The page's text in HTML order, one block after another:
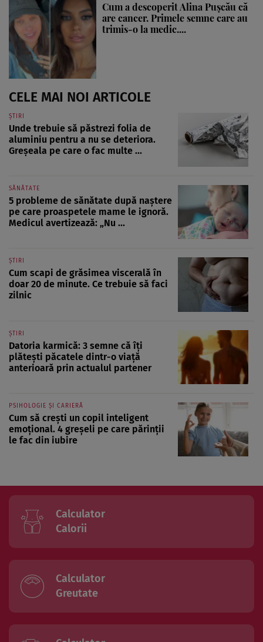
Cum a descoperit Alina Pușcău că
are cancer. Primele semne care au
trimis-o la medic....
CELE MAI NOI ARTICOLE
ȘTIRI
Unde trebuie să păstrezi folia de
aluminiu pentru a nu se deteriora.
Greșeala pe care o fac multe ...
SĂNĂTATE
5 probleme de sănătate după naștere
pe care proaspetele mame le ignoră.
Medicul avertizează: „Nu ...
ȘTIRI
Cum scapi de grăsimea viscerală în
doar 20 de minute. Ce trebuie să faci
zilnic
ȘTIRI
Datoria karmică: 3 semne că îți
plătești păcatele dintr-o viață
anterioară prin actualul partener
PSIHOLOGIE ȘI CARIERĂ
Cum să crești un copil inteligent
emoțional. 4 greșeli pe care părinții
le fac din iubire
Calculator
Calorii
Calculator
Greutate